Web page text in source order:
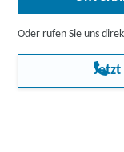
Oder rufen Sie uns